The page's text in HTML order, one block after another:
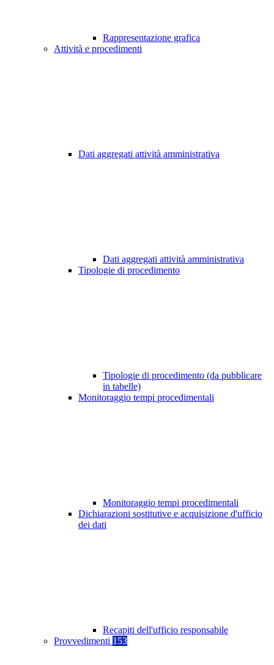
Rappresentazione grafica
Attività e procedimenti
Dati aggregati attività amministrativa
Dati aggregati attività amministrativa
Tipologie di procedimento
Tipologie di procedimento (da pubblicare
in tabelle)
Monitoraggio tempi procedimentali
Monitoraggio tempi procedimentali
Dichiarazioni sostitutive e acquisizione d'ufficio
dei dati
Recapiti dell'ufficio responsabile
Provvedimenti 153